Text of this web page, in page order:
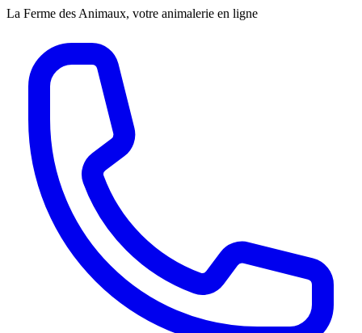
La Ferme des Animaux, votre animalerie en ligne